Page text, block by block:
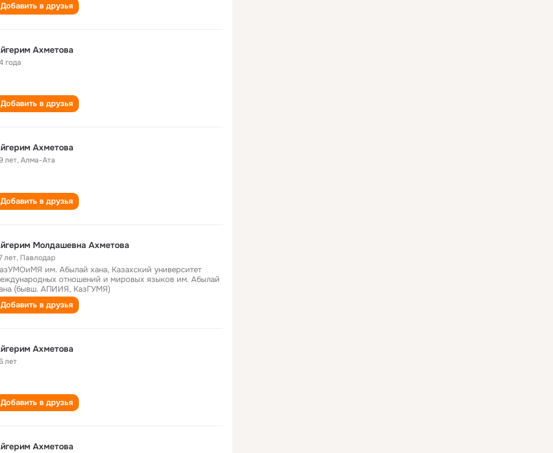
Добавить в друзья
Ахметова
года
Добавить в друзья
Ахметова
лет,Алма-Ата
Добавить в друзья
Молдашевна Ахметова
лет, Павлодар
им. Абылай хана, Казахский университет
отношений и мировых языков им. Абылай
(бывш. АПИИЯ, КазГУМЯ)
Добавить в друзья
Ахметова
лет
Добавить в друзья
Ахметова